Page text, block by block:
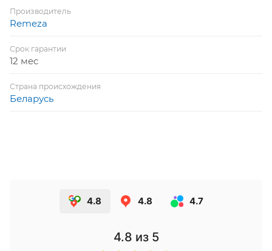
Производитель
Remeza
Срок гарантии
12 мес
Страна происхождения
Беларусь
4.8 4.8 4.7
4.8 из 5